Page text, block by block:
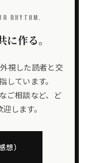
RHYTHM.
作る。
視した読者と交
ています。
ご相談など、ど
します。
）